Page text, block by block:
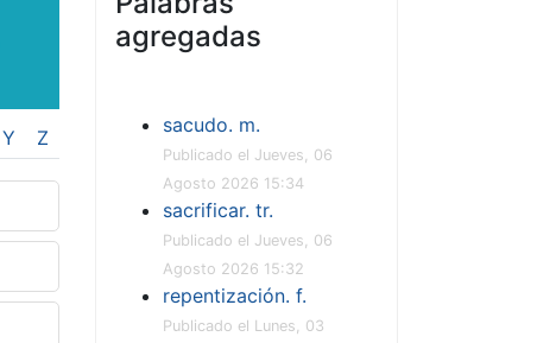
Y Z
agregadas
sacudo. m.
Publicado el Jueves, 06
Agosto 2026 15:34
sacrificar. tr.
Publicado el Jueves, 06
Agosto 2026 15:32
repentización. f.
Publicado el Lunes, 03